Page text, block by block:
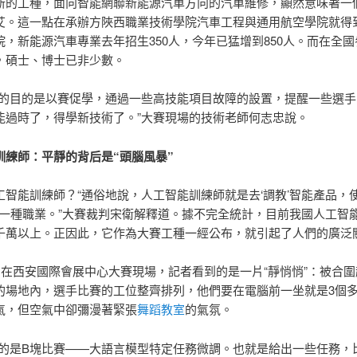
。這一點在承辦方陜西職業技術學院汽車工程與通用航空學院就得
，新能源汽車專業去年招生350人，今年已猛增到850人。而在全
碩士、博士已非少數。
目的是以賽促學，通過一些高技能項目故障的設置，提醒一些選
過時了，得學新技術了。”大賽現場的技術老師何志忠說。
練師：平靜的背后是“頭腦風暴”
智能訓練師？“通俗地說，人工智能訓練師就是去‘調教’智能產品，
一種職業。”大賽裁判宋衛解釋道。據不完全統計，目前我國人工智
萬以上。正因此，它作為大賽工種一經公布，就引起了人們的廣泛
西安國際會展中心大賽現場，記者看到的是一片“靜悄悄”：被合
場地內，選手比賽的工位整齊排列，他們要在電腦前一坐就是3個
，但空氣中卻彌漫著緊張舞蹈教室的氣氛。
是B塊比賽——大語言模型特定任務微調。也就是給出一些任務，